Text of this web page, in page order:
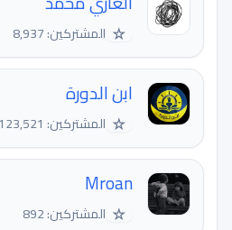
☆ المشتركين: 8,937
ابن الدورة
☆ المشتركين: 1,123,521
Mroan
☆ المشتركين: 892